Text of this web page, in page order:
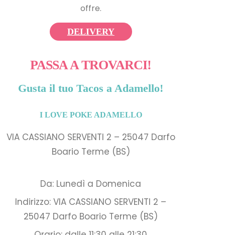
offre.
DELIVERY
PASSA A TROVARCI!
Gusta il tuo Tacos a Adamello!
I LOVE POKE ADAMELLO
VIA CASSIANO SERVENTI 2 – 25047 Darfo
Boario Terme (BS)
Da: Lunedì a Domenica
Indirizzo: VIA CASSIANO SERVENTI 2 –
25047 Darfo Boario Terme (BS)